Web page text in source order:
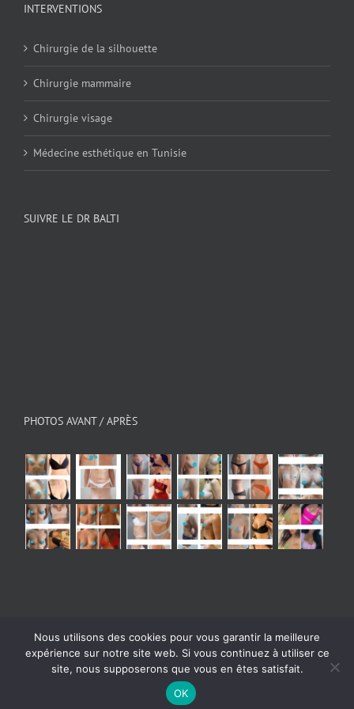
INTERVENTIONS
Chirurgie de la silhouette
Chirurgie mammaire
Chirurgie visage
Médecine esthétique en Tunisie
SUIVRE LE DR BALTI
PHOTOS AVANT / APRÈS
© Copyright 2026 - All Rights Reserved | Mentions
légales| Powered by Digital Bath Agence webmarketing
Instagram
Facebook
Nous utilisons des cookies pour vous garantir la meilleure
expérience sur notre site web. Si vous continuez à utiliser ce
site, nous supposerons que vous en êtes satisfait.
OK